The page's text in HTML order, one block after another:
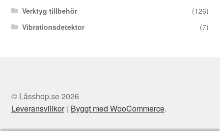
Verktyg tillbehör
(126)
Vibrationsdetektor
(7)
© Låsshop.se 2026
Leveransvillkor
Byggt med WooCommerce.